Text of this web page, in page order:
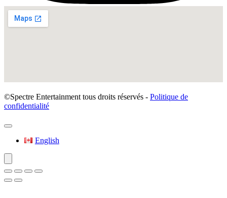
©Spectre Entertainment tous droits réservés - Politique de
confidentialité
English